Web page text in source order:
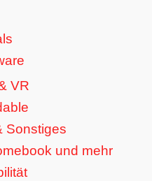
VR
Sonstiges
und mehr